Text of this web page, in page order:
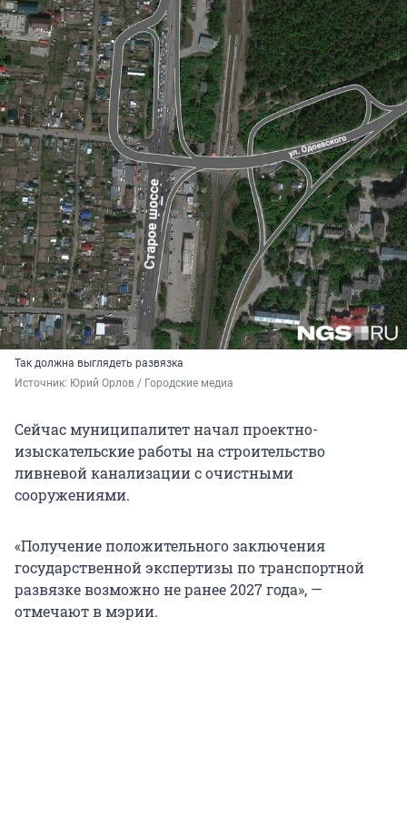
Так должна выглядеть развязка
Источник: Юрий Орлов / Городские медиа
Сейчас муниципалитет начал проектно-
изыскательские работы на строительство
ливневой канализации с очистными
сооружениями.
«Получение положительного заключения
государственной экспертизы по транспортной
развязке возможно не ранее 2027 года», —
отмечают в мэрии.